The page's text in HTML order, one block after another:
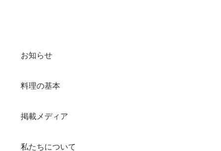
お知らせ
料理の基本
掲載メディア
私たちについて